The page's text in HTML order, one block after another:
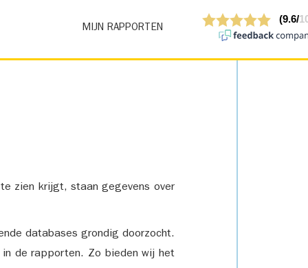
MIJN RAPPORTEN
zien krijgt, staan gegevens over
databases grondig doorzocht.
de rapporten. Zo bieden wij het